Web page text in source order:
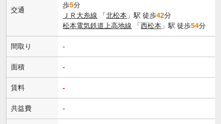
交通
歩5分
ＪＲ大糸線 「北松本 」駅 徒歩42分
松本電気鉄道上高地線 「西松本 」駅 徒歩54分
間取り -
面積 -
賃料 -
共益費 -